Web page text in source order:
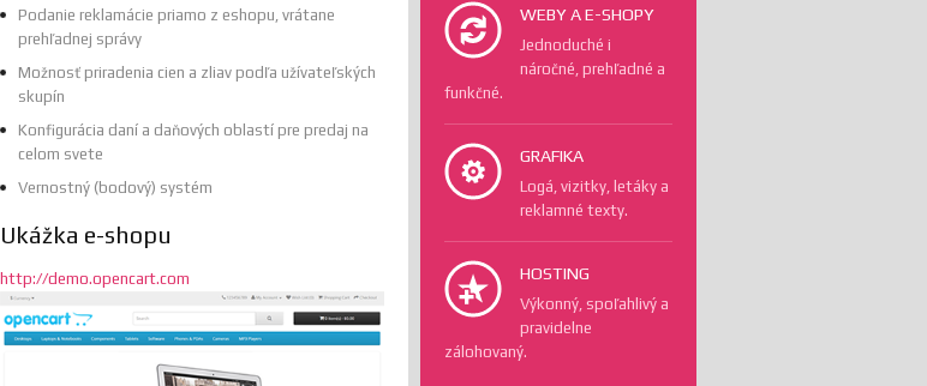
Podanie reklamácie priamo z eshopu, vrátane
prehľadnej správy
Možnosť priradenia cien a zliav podľa užívateľských
skupín
Konfigurácia daní a daňových oblastí pre predaj na
celom svete
Vernostný (bodový) systém
Ukážka e-shopu
http://demo.opencart.com
WEBY A E-SHOPY
Jednoduché i
náročné, prehľadné a
funkčné.
GRAFIKA
Logá, vizitky, letáky a
reklamné texty.
HOSTING
Výkonný, spoľahlivý a
pravidelne
zálohovaný.